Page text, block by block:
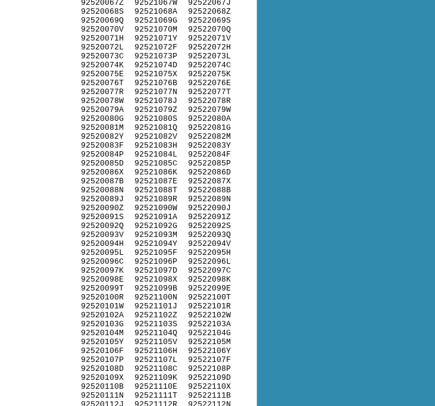
92520067Z
92520068S
92520069Q
92520070V
92520071H
92520072L
92520073C
92520074K
92520075E
92520076T
92520077R
92520078W
92520079A
92520080G
92520081M
92520082Y
92520083F
92520084P
92520085D
92520086X
92520087B
92520088N
92520089J
92520090Z
92520091S
92520092Q
92520093V
92520094H
92520095L
92520096C
92520097K
92520098E
92520099T
92520100R
92520101W
92520102A
92520103G
92520104M
92520105Y
92520106F
92520107P
92520108D
92520109X
92520110B
92520111N
92521067W
92521068A
92521069G
92521070M
92521071Y
92521072F
92521073P
92521074D
92521075X
92521076B
92521077N
92521078J
92521079Z
92521080S
92521081Q
92521082V
92521083H
92521084L
92521085C
92521086K
92521087E
92521088T
92521089R
92521090W
92521091A
92521092G
92521093M
92521094Y
92521095F
92521096P
92521097D
92521098X
92521099B
92521100N
92521101J
92521102Z
92521103S
92521104Q
92521105V
92521106H
92521107L
92521108C
92521109K
92521110E
92521111T
92522067J
92522068Z
92522069S
92522070Q
92522071V
92522072H
92522073L
92522074C
92522075K
92522076E
92522077T
92522078R
92522079W
92522080A
92522081G
92522082M
92522083Y
92522084F
92522085P
92522086D
92522087X
92522088B
92522089N
92522090J
92522091Z
92522092S
92522093Q
92522094V
92522095H
92522096L
92522097C
92522098K
92522099E
92522100T
92522101R
92522102W
92522103A
92522104G
92522105M
92522106Y
92522107F
92522108P
92522109D
92522110X
92522111B